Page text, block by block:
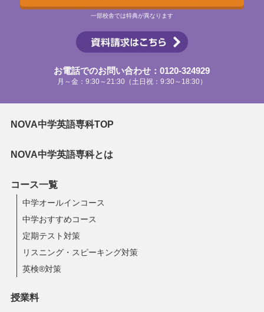
一部校舎では特典が異なります
お電話でのお問い合わせ：0120-324929
月～金：9:30～21:30（土日祝：9:30～18:30）
NOVA中学英語専科TOP
NOVA中学英語専科とは
コース一覧
中学オールインコース
中学おすすめコース
定期テスト対策
リスニング・スピーキング対策
英検®対策
授業料